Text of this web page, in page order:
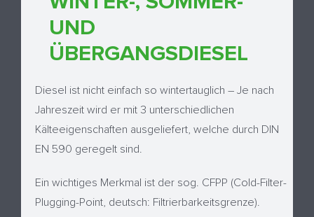
UND
ÜBERGANGSDIESEL
Diesel ist nicht einfach so wintertauglich – Je nach
Jahreszeit wird er mit 3 unterschiedlichen
Kälteeigenschaften ausgeliefert, welche durch DIN
EN 590 geregelt sind.
Ein wichtiges Merkmal ist der sog. CFPP (Cold-Filter-
Plugging-Point, deutsch: Filtrierbarkeitsgrenze).